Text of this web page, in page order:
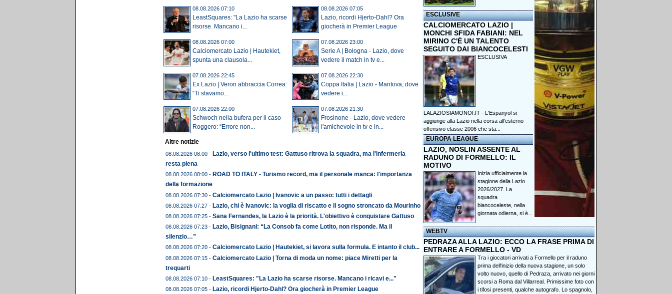
08.08.2026 07:10
LeastSquares: "La Lazio ha scarse
risorse. Mancano i...
08.08.2026 07:05
Lazio, ricordi Hjerto-Dahl? Ora
giocherà in Premier League
08.08.2026 07:00
Calciomercato Lazio | Hautekiet,
spunta una clausola...
07.08.2026 23:00
Serie A | Bologna - Lazio, dove
vedere il match in tv e...
07.08.2026 22:45
Ex Lazio | Veron abbraccia Correa:
“Ti stavamo...
07.08.2026 22:30
Coppa Italia | Lazio - Mantova, dove
vedere i...
07.08.2026 22:00
Schwoch nella bufera per il caso
Roggero: “Errore non...
07.08.2026 21:30
Frosinone - Lazio, dove vedere
l'amichevole in tv e in...
Altre notizie
08.08.2026 08:00 - Lazio, verso l'ultimo test: Gattuso ritrova la squadra, ma l'infermeria
resta piena
08.08.2026 08:00 - ROAD TO ITALY - Turismo record, ma il personale manca: l'importanza
della formazione
08.08.2026 07:30 - Calciomercato Lazio | Ivanovic a un passo: tutti i dettagli
08.08.2026 07:27 - Lazio, chi è Ivanovic: la voglia di riscatto e il sogno stroncato da Mourinho
08.08.2026 07:25 - Sana Fernandes, la Lazio è la priorità. L'obiettivo è conquistare Gattuso
08.08.2026 07:23 - Lazio, Bisignani: “La Consob fa come Lotito, non risponde. Ma il
silenzio…”
08.08.2026 07:20 - Calciomercato Lazio | Hautekiet, si lavora sulla formula. E intanto il club...
08.08.2026 07:15 - Calciomercato Lazio | Torna di moda un nome: piace Miretti per la
trequarti
08.08.2026 07:10 - LeastSquares: "La Lazio ha scarse risorse. Mancano i ricavi e..."
08.08.2026 07:05 - Lazio, ricordi Hjerto-Dahl? Ora giocherà in Premier League
ESCLUSIVE
CALCIOMERCATO LAZIO |
MONCHI SFIDA FABIANI: NEL
MIRINO C'È UN TALENTO
SEGUITO DAI BIANCOCELESTI
ESCLUSIVA
LALAZIOSIAMONOI.IT - L'Espanyol si
aggiunge alla Lazio nella corsa all'esterno
offensivo classe 2006 che sta...
EUROPA LEAGUE
LAZIO, NOSLIN ASSENTE AL
RADUNO DI FORMELLO: IL
MOTIVO
Inizia ufficialmente la
stagione della Lazio
2026/2027. La
squadra
biancoceleste, nella
giornata odierna, si è...
WEBTV
PEDRAZA ALLA LAZIO: ECCO LA FRASE PRIMA DI
ENTRARE A FORMELLO - VD
Tra i giocatori arrivati a Formello per il raduno
prima dell'inizio della nuova stagione, un solo
volto nuovo, quello di Pedraza, arrivato nei giorni
scorsi a Roma dal Villarreal. Primissime foto con
i tifosi presenti, qualche autografo. Lo spagnolo,